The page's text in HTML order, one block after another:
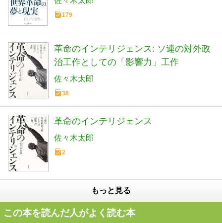
179
革命のインテリジェンス: ソ連の対外政
治工作としての「影響力」工作
佐々木太郎
38
革命のインテリジェンス
佐々木太郎
2
もっと見る
この本を読んだ人がよく読む本